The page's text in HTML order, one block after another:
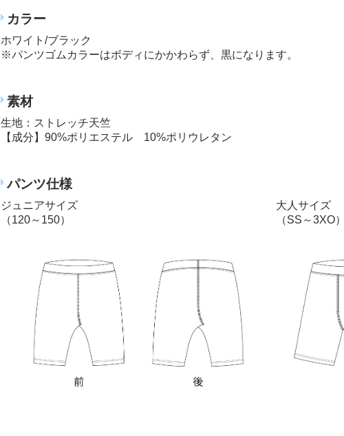
カラー
ホワイト/ブラック
※パンツゴムカラーはボディにかかわらず、黒になります。
素材
生地：ストレッチ天竺
【成分】90%ポリエステル 10%ポリウレタン
パンツ仕様
ジュニアサイズ
（120～150）
大人サイズ
（SS～3XO